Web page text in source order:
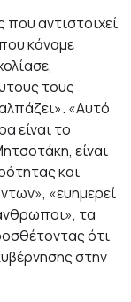
που αντιστοιχεί
κάναμε
τους
«Αυτό
είναι το
είναι
και
«ευημερεί
τα
ότι
στην